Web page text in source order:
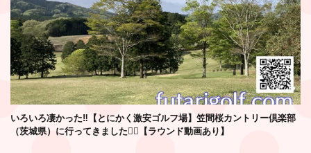
いろいろ凄かった‼️【とにかく激安ゴルフ場】笠間桜カントリー倶楽部
（茨城県）に行ってきました🏌️‍♂️【ラウンド動画あり】